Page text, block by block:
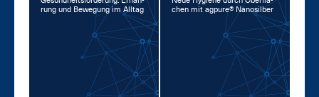
rung und Be­we­gung im All­tag
chen mit agpu­re® Na­no­sil­ber